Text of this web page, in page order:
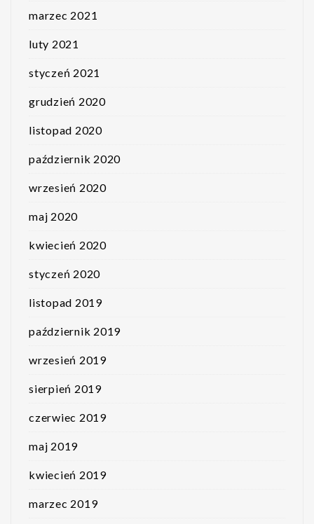
marzec 2021
luty 2021
styczeń 2021
grudzień 2020
listopad 2020
październik 2020
wrzesień 2020
maj 2020
kwiecień 2020
styczeń 2020
listopad 2019
październik 2019
wrzesień 2019
sierpień 2019
czerwiec 2019
maj 2019
kwiecień 2019
marzec 2019